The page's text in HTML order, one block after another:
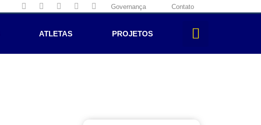
Governança Contato
ATLETAS PROJETOS